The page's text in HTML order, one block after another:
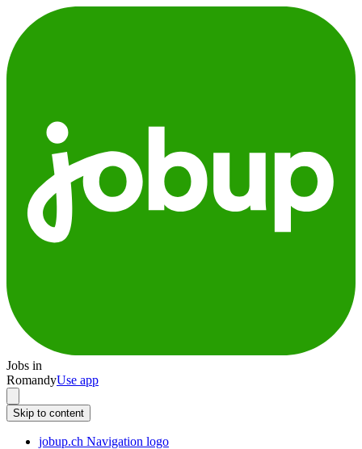
Jobs in
RomandyUse app
Skip to content
jobup.ch Navigation logo